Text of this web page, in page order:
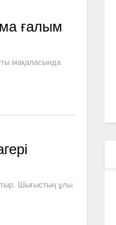
ғалым
мақаласында
Шығыстың ұлы